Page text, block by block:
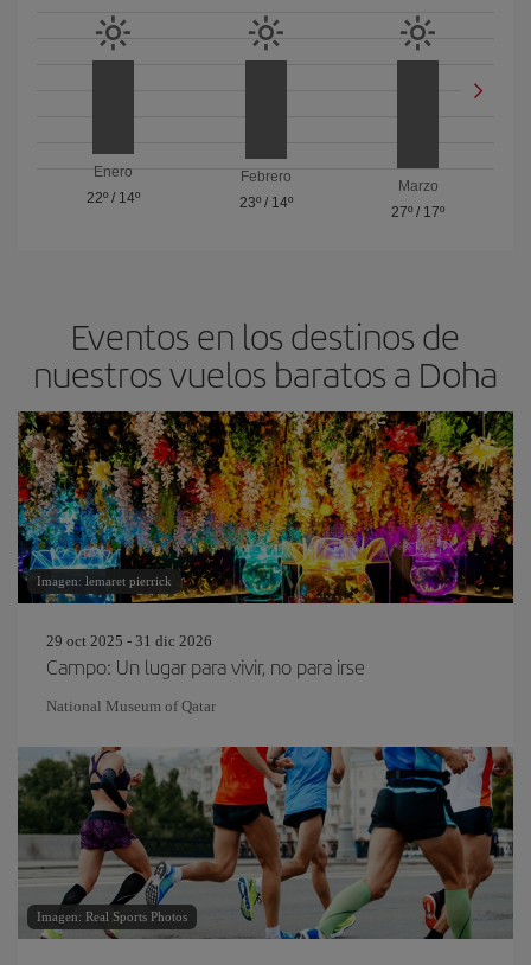
Enero
22º/ 14º
Febrero
23º/ 14º
Marzo
27º / 17º
Eventos en los destinos de
nuestros vuelos baratos a Doha
Imagen: lemaret pierrick
29 oct 2025 - 31 dic 2026
Campo: Un lugar para vivir, no para irse
National Museum of Qatar
Imagen: Real Sports Photos